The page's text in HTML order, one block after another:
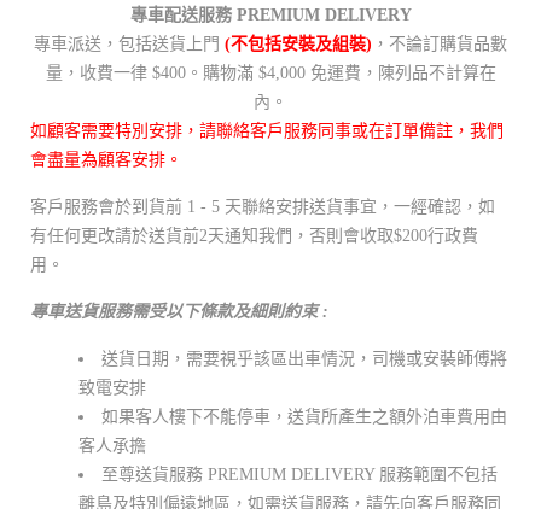
專車配送服務 PREMIUM DELIVERY
專車派送，包括送貨上門 (不包括安裝及組裝) ，不論訂購貨品數
量，收費一律 $400。購物滿 $4,000 免運費，陳列品不計算在
內。
如顧客需要特別安排，請聯絡客戶服務同事或在訂單備註，我們
會盡量為顧客安排。
客戶服務會於到貨前 1 - 5 天聯絡安排送貨事宜，一經確認，如
有任何更改請於送貨前2天通知我們，否則會收取$200行政費
用。
專車送貨服務需受以下條款及細則約束 :
送貨日期，需要視乎該區出車情況，司機或安裝師傅將
致電安排
如果客人樓下不能停車，送貨所產生之額外泊車費用由
客人承擔
至尊送貨服務 PREMIUM DELIVERY 服務範圍不包括
離島及特別偏遠地區，如需送貨服務，請先向客戶服務同